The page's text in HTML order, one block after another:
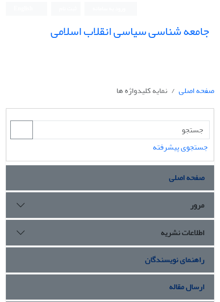
جامعه شناسی سیاسی انقلاب اسلامی
صفحه اصلی نمایه کلیدواژه ها
جستجوی پیشرفته
صفحه اصلی
مرور
اطلاعات نشریه
راهنمای نویسندگان
ارسال مقاله